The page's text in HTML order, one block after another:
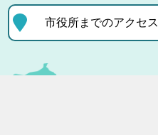
市役所までのアクセス